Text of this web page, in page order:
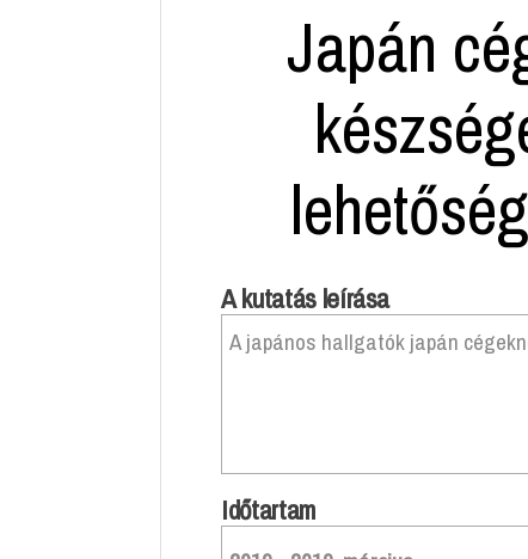
Japán
A kutatás leírása
A japános hallgatók japán
Időtartam